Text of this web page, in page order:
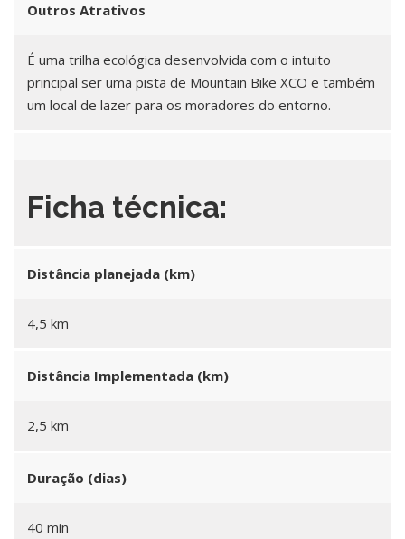
Outros Atrativos
É uma trilha ecológica desenvolvida com o intuito
principal ser uma pista de Mountain Bike XCO e também
um local de lazer para os moradores do entorno.
Ficha técnica:
Distância planejada (km)
4,5 km
Distância Implementada (km)
2,5 km
Duração (dias)
40 min